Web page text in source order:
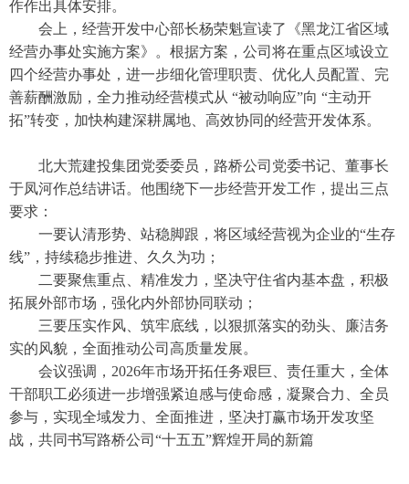
作作出具体安排。
会上，经营开发中心部长杨荣魁宣读了《黑龙江省区域
经营办事处实施方案》。根据方案，公司将在重点区域设立
四个经营办事处，进一步细化管理职责、优化人员配置、完
善薪酬激励，全力推动经营模式从 “被动响应”向 “主动开
拓”转变，加快构建深耕属地、高效协同的经营开发体系。
北大荒建投集团党委委员，路桥公司党委书记、董事长
于凤河作总结讲话。他围绕下一步经营开发工作，提出三点
要求：
一要认清形势、站稳脚跟，将区域经营视为企业的“生存
线”，持续稳步推进、久久为功；
二要聚焦重点、精准发力，坚决守住省内基本盘，积极
拓展外部市场，强化内外部协同联动；
三要压实作风、筑牢底线，以狠抓落实的劲头、廉洁务
实的风貌，全面推动公司高质量发展。
会议强调，2026年市场开拓任务艰巨、责任重大，全体
干部职工必须进一步增强紧迫感与使命感，凝聚合力、全员
参与，实现全域发力、全面推进，坚决打赢市场开发攻坚
战，共同书写路桥公司“十五五”辉煌开局的新篇